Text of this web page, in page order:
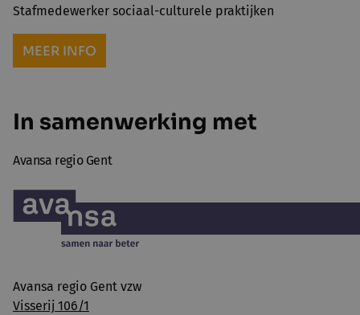
Stafmedewerker sociaal-culturele praktijken
MEER INFO
In samenwerking met
Avansa regio Gent
Avansa regio Gent vzw
Visserij 106/1